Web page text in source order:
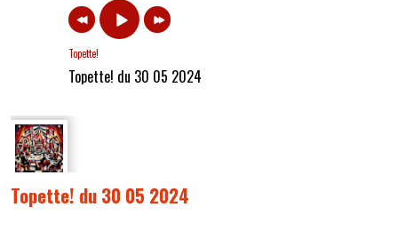
Topette!
Topette! du 30 05 2024
Topette! du 30 05 2024